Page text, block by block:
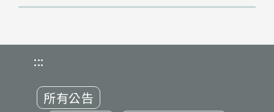
:::
所有公告